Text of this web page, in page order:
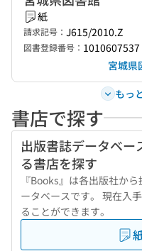
紙
請求記号： J615/2010.Z
図書登録番号： 1010607537
宮城県
もっ
書店で探す
出版書誌データベー
る書店を探す
『Books』は各出版社か
ータベースです。 現在入
ることができます。